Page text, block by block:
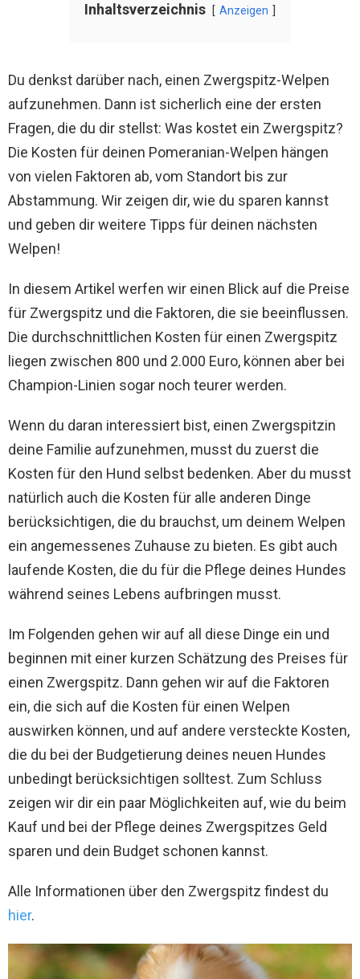
Inhaltsverzeichnis Anzeigen
Du denkst darüber nach, einen Zwergspitz-Welpen
aufzunehmen. Dann ist sicherlich eine der ersten
Fragen, die du dir stellst: Was kostet ein Zwergspitz?
Die Kosten für deinen Pomeranian-Welpen hängen
von vielen Faktoren ab, vom Standort bis zur
Abstammung. Wir zeigen dir, wie du sparen kannst
und geben dir weitere Tipps für deinen nächsten
Welpen!
In diesem Artikel werfen wir einen Blick auf die Preise
für Zwergspitz und die Faktoren, die sie beeinflussen.
Die durchschnittlichen Kosten für einen Zwergspitz
liegen zwischen 800 und 2.000 Euro, können aber bei
Champion-Linien sogar noch teurer werden.
Wenn du daran interessiert bist, einen Zwergspitzin
deine Familie aufzunehmen, musst du zuerst die
Kosten für den Hund selbst bedenken. Aber du musst
natürlich auch die Kosten für alle anderen Dinge
berücksichtigen, die du brauchst, um deinem Welpen
ein angemessenes Zuhause zu bieten. Es gibt auch
laufende Kosten, die du für die Pflege deines Hundes
während seines Lebens aufbringen musst.
Im Folgenden gehen wir auf all diese Dinge ein und
beginnen mit einer kurzen Schätzung des Preises für
einen Zwergspitz. Dann gehen wir auf die Faktoren
ein, die sich auf die Kosten für einen Welpen
auswirken können, und auf andere versteckte Kosten,
die du bei der Budgetierung deines neuen Hundes
unbedingt berücksichtigen solltest. Zum Schluss
zeigen wir dir ein paar Möglichkeiten auf, wie du beim
Kauf und bei der Pflege deines Zwergspitzes Geld
sparen und dein Budget schonen kannst.
Alle Informationen über den Zwergspitz findest du
hier.